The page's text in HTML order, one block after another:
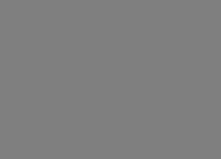
so einfach wie